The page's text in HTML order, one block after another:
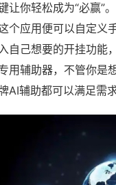
让你轻松成为“必赢”
个应用便可以自定义
自己想要的开挂功能
用辅助器，不管你是
AI辅助都可以满足需求